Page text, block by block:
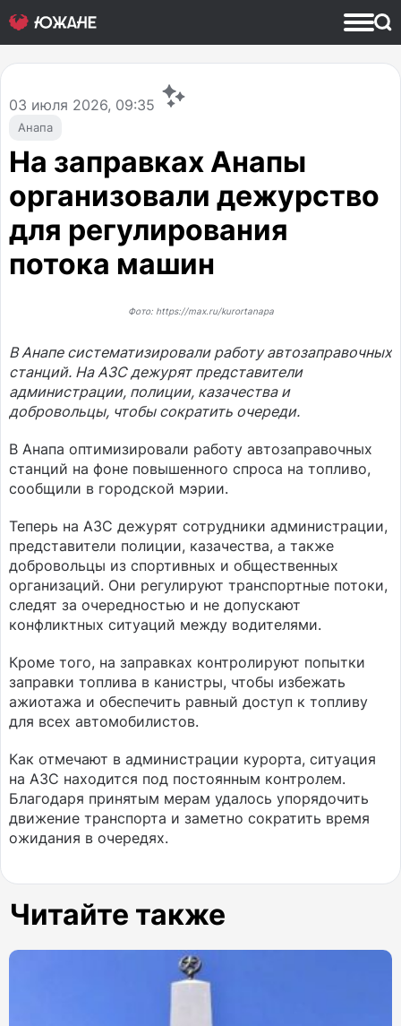
Анапа
03 июля 2026, 09:35
На заправках Анапы
организовали дежурство
для регулирования
потока машин
Фото: https://max.ru/kurortanapa
В Анапе систематизировали работу автозаправочных
станций. На АЗС дежурят представители
администрации, полиции, казачества и
добровольцы, чтобы сократить очереди.
В Анапа оптимизировали работу автозаправочных
станций на фоне повышенного спроса на топливо,
сообщили в городской мэрии.
Теперь на АЗС дежурят сотрудники администрации,
представители полиции, казачества, а также
добровольцы из спортивных и общественных
организаций. Они регулируют транспортные потоки,
следят за очередностью и не допускают
конфликтных ситуаций между водителями.
Кроме того, на заправках контролируют попытки
заправки топлива в канистры, чтобы избежать
ажиотажа и обеспечить равный доступ к топливу
для всех автомобилистов.
Как отмечают в администрации курорта, ситуация
на АЗС находится под постоянным контролем.
Благодаря принятым мерам удалось упорядочить
движение транспорта и заметно сократить время
ожидания в очередях.
Читайте также